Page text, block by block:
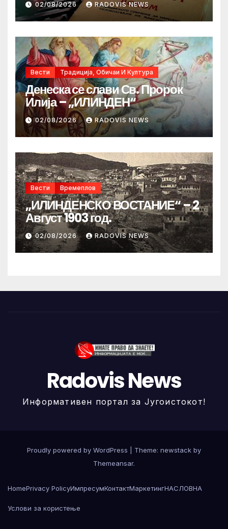
02/08/2026 RADOVIS NEWS
Вести Традиција, Обичаи И Култура
Денеска се слави Св. Пророк
Илија – „ИЛИНДЕН“
02/08/2026 RADOVIS NEWS
Вести Времеплов
„ИЛИНДЕНСКО ВОСТАНИЕ“ – 2
Август 1903 год.
02/08/2026 RADOVIS NEWS
Radovis News
Информативен портал за Југоистокот!
Proudly powered by WordPress
Theme: newstack by
Themeansar.
HomePrivacy PolicyИмпресумКонтактМаркетингНАСЛОВНА
Услови за користење